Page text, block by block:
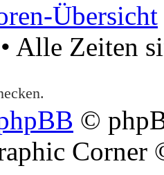
Übersicht
• Alle Zeiten
©
Corner